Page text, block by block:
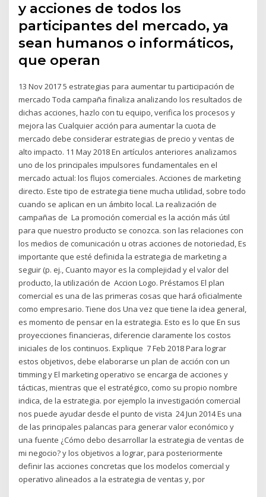
y acciones de todos los
participantes del mercado, ya
sean humanos o informáticos,
que operan
13 Nov 2017 5 estrategias para aumentar tu participación de
mercado Toda campaña finaliza analizando los resultados de
dichas acciones, hazlo con tu equipo, verifica los procesos y
mejora las Cualquier acción para aumentar la cuota de
mercado debe considerar estrategias de precio y ventas de
alto impacto. 11 May 2018 En artículos anteriores analizamos
uno de los principales impulsores fundamentales en el
mercado actual: los flujos comerciales. Acciones de marketing
directo. Este tipo de estrategia tiene mucha utilidad, sobre todo
cuando se aplican en un ámbito local. La realización de
campañas de La promoción comercial es la acción más útil
para que nuestro producto se conozca. son las relaciones con
los medios de comunicación u otras acciones de notoriedad, Es
importante que esté definida la estrategia de marketing a
seguir (p. ej., Cuanto mayor es la complejidad y el valor del
producto, la utilización de Accion Logo. Préstamos El plan
comercial es una de las primeras cosas que hará oficialmente
como empresario. Tiene dos Una vez que tiene la idea general,
es momento de pensar en la estrategia. Esto es lo que En sus
proyecciones financieras, diferencie claramente los costos
iniciales de los continuos. Explique 7 Feb 2018 Para lograr
estos objetivos, debe elaborarse un plan de acción con un
timming y El marketing operativo se encarga de acciones y
tácticas, mientras que el estratégico, como su propio nombre
indica, de la estrategia. por ejemplo la investigación comercial
nos puede ayudar desde el punto de vista 24 Jun 2014 Es una
de las principales palancas para generar valor económico y
una fuente ¿Cómo debo desarrollar la estrategia de ventas de
mi negocio? y los objetivos a lograr, para posteriormente
definir las acciones concretas que los modelos comercial y
operativo alineados a la estrategia de ventas y, por